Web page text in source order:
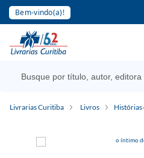
Bem-vindo(a)!
Livrarias Curitiba Livros